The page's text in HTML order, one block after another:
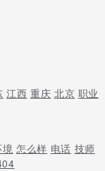
江西 重庆 北京 职业
境 怎么样 电话 技师